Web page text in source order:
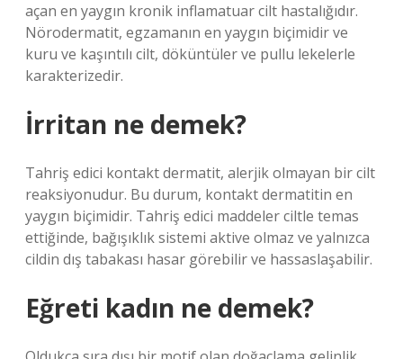
açan en yaygın kronik inflamatuar cilt hastalığıdır.
Nörodermatit, egzamanın en yaygın biçimidir ve
kuru ve kaşıntılı cilt, döküntüler ve pullu lekelerle
karakterizedir.
İrritan ne demek?
Tahriş edici kontakt dermatit, alerjik olmayan bir cilt
reaksiyonudur. Bu durum, kontakt dermatitin en
yaygın biçimidir. Tahriş edici maddeler ciltle temas
ettiğinde, bağışıklık sistemi aktive olmaz ve yalnızca
cildin dış tabakası hasar görebilir ve hassaslaşabilir.
Eğreti kadın ne demek?